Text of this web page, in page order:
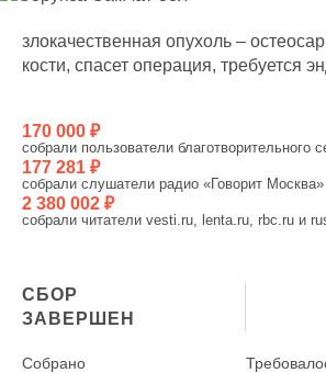
злокачественная опухоль –
кости, спасет операция, требуется
СБОР
ЗАВЕРШЕН
Собрано
170 000 ₽
собрали пользователи благотворительного
177 281 ₽
собрали слушатели радио «Говорит Москва»
2 380 002 ₽
собрали читатели vesti.ru, lenta.ru, rbc.ru и